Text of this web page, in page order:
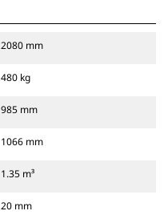
2080 mm
480 kg
985 mm
1066 mm
1.35 m³
20 mm